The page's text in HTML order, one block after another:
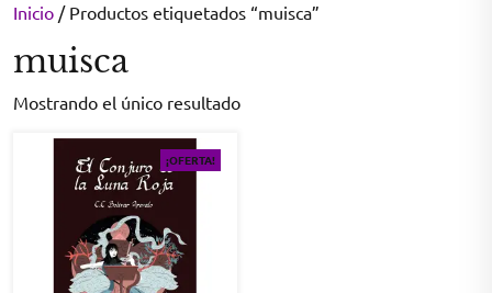
Inicio / Productos etiquetados “muisca”
muisca
Mostrando el único resultado
¡OFERTA!